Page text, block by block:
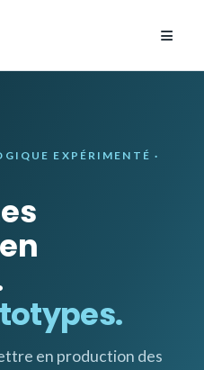
≡
EXPÉRIMENTÉ ·
en production des